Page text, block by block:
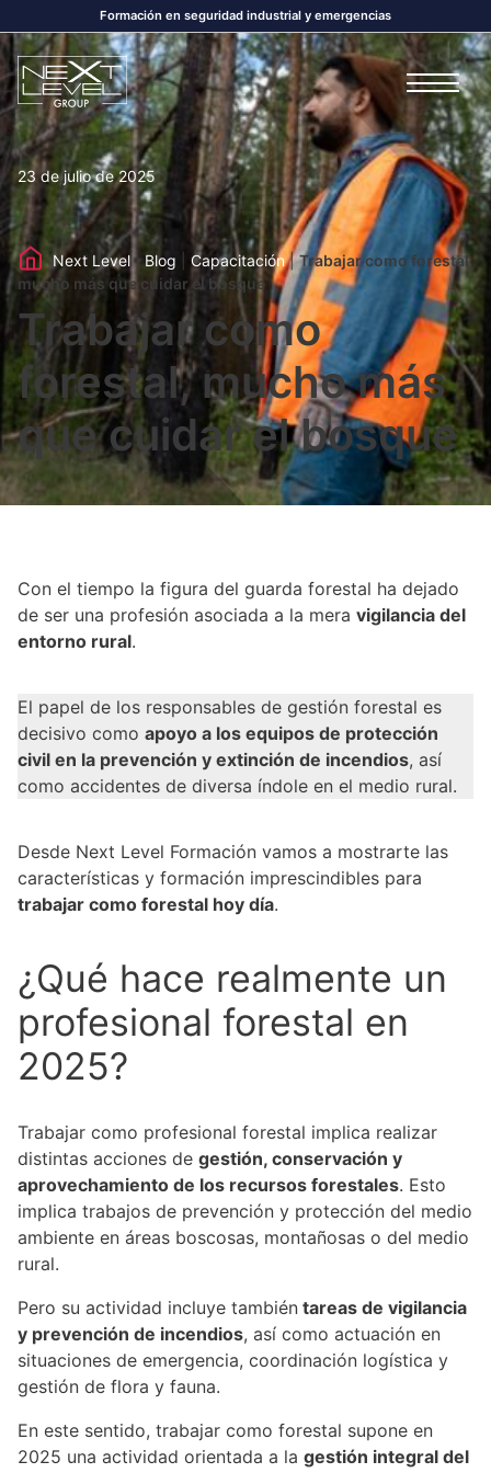
Formación en seguridad industrial y emergencias
Navegación principal
23 de julio de 2025
Next Level| Blog Capacitación|Trabajar como forestal,
mucho más que cuidar el bosque
Trabajar como
forestal, mucho más
que cuidar el bosque
Con el tiempo la figura del guarda forestal ha dejado
de ser una profesión asociada a la mera vigilancia del
entorno rural.
El papel de los responsables de gestión forestal es
decisivo como apoyo a los equipos de protección
civil en la prevención y extinción de incendios, así
como accidentes de diversa índole en el medio rural.
Desde Next Level Formación vamos a mostrarte las
características y formación imprescindibles para
trabajar como forestal hoy día.
¿Qué hace realmente un
profesional forestal en
2025?
Trabajar como profesional forestal implica realizar
distintas acciones de gestión, conservación y
aprovechamiento de los recursos forestales. Esto
implica trabajos de prevención y protección del medio
ambiente en áreas boscosas, montañosas o del medio
rural.
Pero su actividad incluye también tareas de vigilancia
y prevención de incendios, así como actuación en
situaciones de emergencia, coordinación logística y
gestión de flora y fauna.
En este sentido, trabajar como forestal supone en
2025 una actividad orientada a la gestión integral del